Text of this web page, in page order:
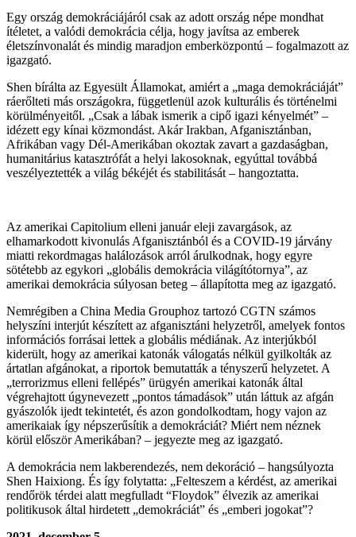
Egy ország demokráciájáról csak az adott ország népe mondhat
ítéletet, a valódi demokrácia célja, hogy javítsa az emberek
életszínvonalát és mindig maradjon emberközpontú – fogalmazott az
igazgató.
Shen bírálta az Egyesült Államokat, amiért a „maga demokráciáját”
ráerőlteti más országokra, függetlenül azok kulturális és történelmi
körülményeitől. „Csak a lábak ismerik a cipő igazi kényelmét” –
idézett egy kínai közmondást. Akár Irakban, Afganisztánban,
Afrikában vagy Dél-Amerikában okoztak zavart a gazdaságban,
humanitárius katasztrófát a helyi lakosoknak, egyúttal továbbá
veszélyeztették a világ békéjét és stabilitását – hangoztatta.
Az amerikai Capitolium elleni január eleji zavargások, az
elhamarkodott kivonulás Afganisztánból és a COVID-19 járvány
miatti rekordmagas halálozások arról árulkodnak, hogy egyre
sötétebb az egykori „globális demokrácia világítótornya”, az
amerikai demokrácia súlyosan beteg – állapította meg az igazgató.
Nemrégiben a China Media Grouphoz tartozó CGTN számos
helyszíni interjút készített az afganisztáni helyzetről, amelyek fontos
információs forrásai lettek a globális médiának. Az interjúkból
kiderült, hogy az amerikai katonák válogatás nélkül gyilkolták az
ártatlan afgánokat, a riportok bemutatták a tényszerű helyzetet. A
„terrorizmus elleni fellépés” ürügyén amerikai katonák által
végrehajtott úgynevezett „pontos támadások” után láttuk az afgán
gyászolók ijedt tekintetét, és azon gondolkodtam, hogy vajon az
amerikaiak így népszerűsítik a demokráciát? Miért nem néznek
körül először Amerikában? – jegyezte meg az igazgató.
A demokrácia nem lakberendezés, nem dekoráció – hangsúlyozta
Shen Haixiong. És így folytatta: „Felteszem a kérdést, az amerikai
rendőrök térdei alatt megfulladt “Floydok” élvezik az amerikai
politikusok által hirdetett „demokráciát” és „emberi jogokat”?